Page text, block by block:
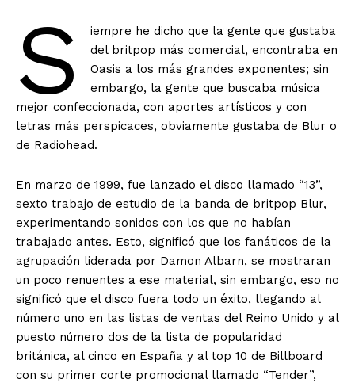
S
iempre he dicho que la gente que gustaba
del britpop más comercial, encontraba en
Oasis a los más grandes exponentes; sin
embargo, la gente que buscaba música
mejor confeccionada, con aportes artísticos y con
letras más perspicaces, obviamente gustaba de Blur o
de Radiohead.
En marzo de 1999, fue lanzado el disco llamado “13”,
sexto trabajo de estudio de la banda de britpop Blur,
experimentando sonidos con los que no habían
trabajado antes. Esto, significó que los fanáticos de la
agrupación liderada por Damon Albarn, se mostraran
un poco renuentes a ese material, sin embargo, eso no
significó que el disco fuera todo un éxito, llegando al
número uno en las listas de ventas del Reino Unido y al
puesto número dos de la lista de popularidad
británica, al cinco en España y al top 10 de Billboard
con su primer corte promocional llamado “Tender”,